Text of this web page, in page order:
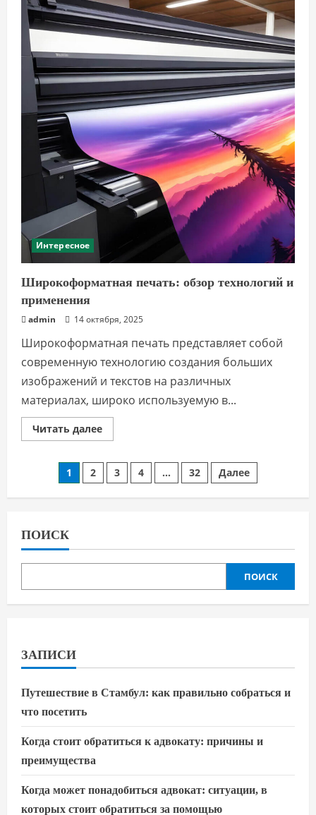
женский:
стиль
и
практичность
одном
аксессуаре
Интересное
Широкоформатная печать: обзор технологий и
применения
admin 14 октября, 2025
Широкоформатная печать представляет собой
современную технологию создания больших
изображений и текстов на различных
материалах, широко используемую в...
Читать далееПрочитать
больше
печать:
обзор
технологий
и
Пагинация
записей
1 2 3 4 … 32 Далее
ПОИСК
ПОИСК
ЗАПИСИ
Путешествие в Стамбул: как правильно собраться и
что посетить
Когда стоит обратиться к адвокату: причины и
преимущества
Когда может понадобиться адвокат: ситуации, в
которых стоит обратиться за помощью